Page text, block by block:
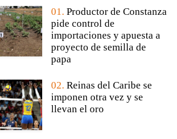
01. Productor de Constanza
pide control de
importaciones y apuesta a
proyecto de semilla de
papa
02. Reinas del Caribe se
imponen otra vez y se
llevan el oro